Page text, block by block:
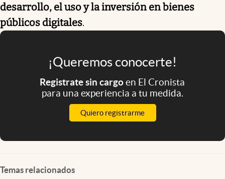
desarrollo, el uso y la inversión en bienes
públicos digitales.
¡Queremos conocerte!
Registrate sin cargoen El Cronista
para una experiencia a tu medida.
Quiero registrarme
Temas relacionados